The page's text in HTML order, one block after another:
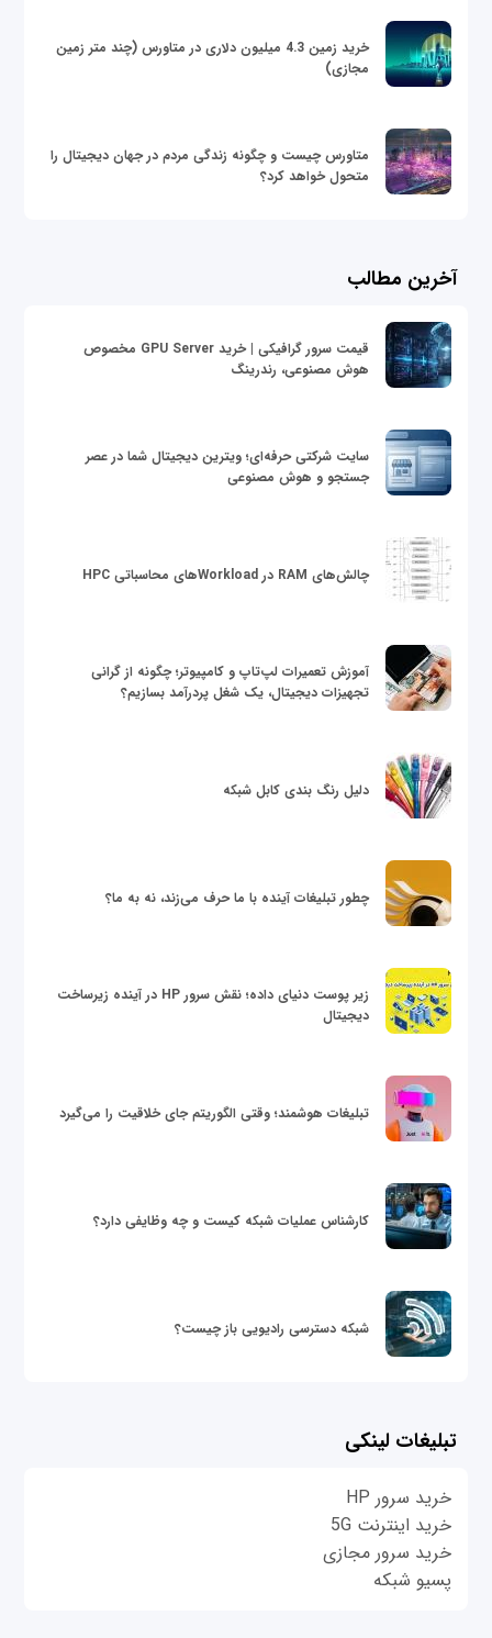
خرید زمین 4.3 میلیون دلاری در متاورس (چند متر زمین
مجازی)
متاورس چیست و چگونه زندگی مردم در جهان دیجیتال را
متحول خواهد کرد؟
آخرین مطالب
قیمت سرور گرافیکی | خرید GPU Server مخصوص
هوش مصنوعی، رندرینگ
سایت شرکتی حرفه‌ای؛ ویترین دیجیتال شما در عصر
جستجو و هوش مصنوعی
چالش‌های RAM در Workloadهای محاسباتی HPC
آموزش تعمیرات لپ‌تاپ و کامپیوتر؛ چگونه از گرانی
تجهیزات دیجیتال، یک شغل پردرآمد بسازیم؟
دلیل رنگ بندی کابل شبکه
چطور تبلیغات آینده با ما حرف می‌زند، نه به ما؟
زیر پوست دنیای داده؛ نقش سرور HP در آینده زیرساخت
دیجیتال
تبلیغات هوشمند؛ وقتی الگوریتم جای خلاقیت را می‌گیرد
کارشناس عملیات شبکه کیست و چه وظایفی دارد؟
شبکه دسترسی رادیویی باز چیست؟
تبلیغات لینکی
خرید سرور HP
خرید اینترنت 5G
خرید سرور مجازی
پسیو شبکه